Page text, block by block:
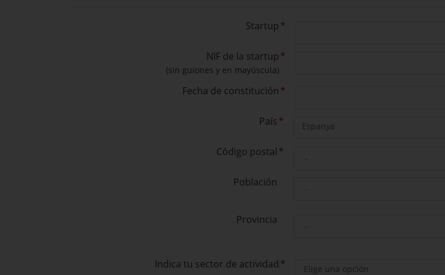
Startup
NIF de la startup
(sin guiones y en mayúscula)
Fecha de constitución
País Espanya
Código postal
Población
Provincia
Indica tu sector de actividad Elige una opción